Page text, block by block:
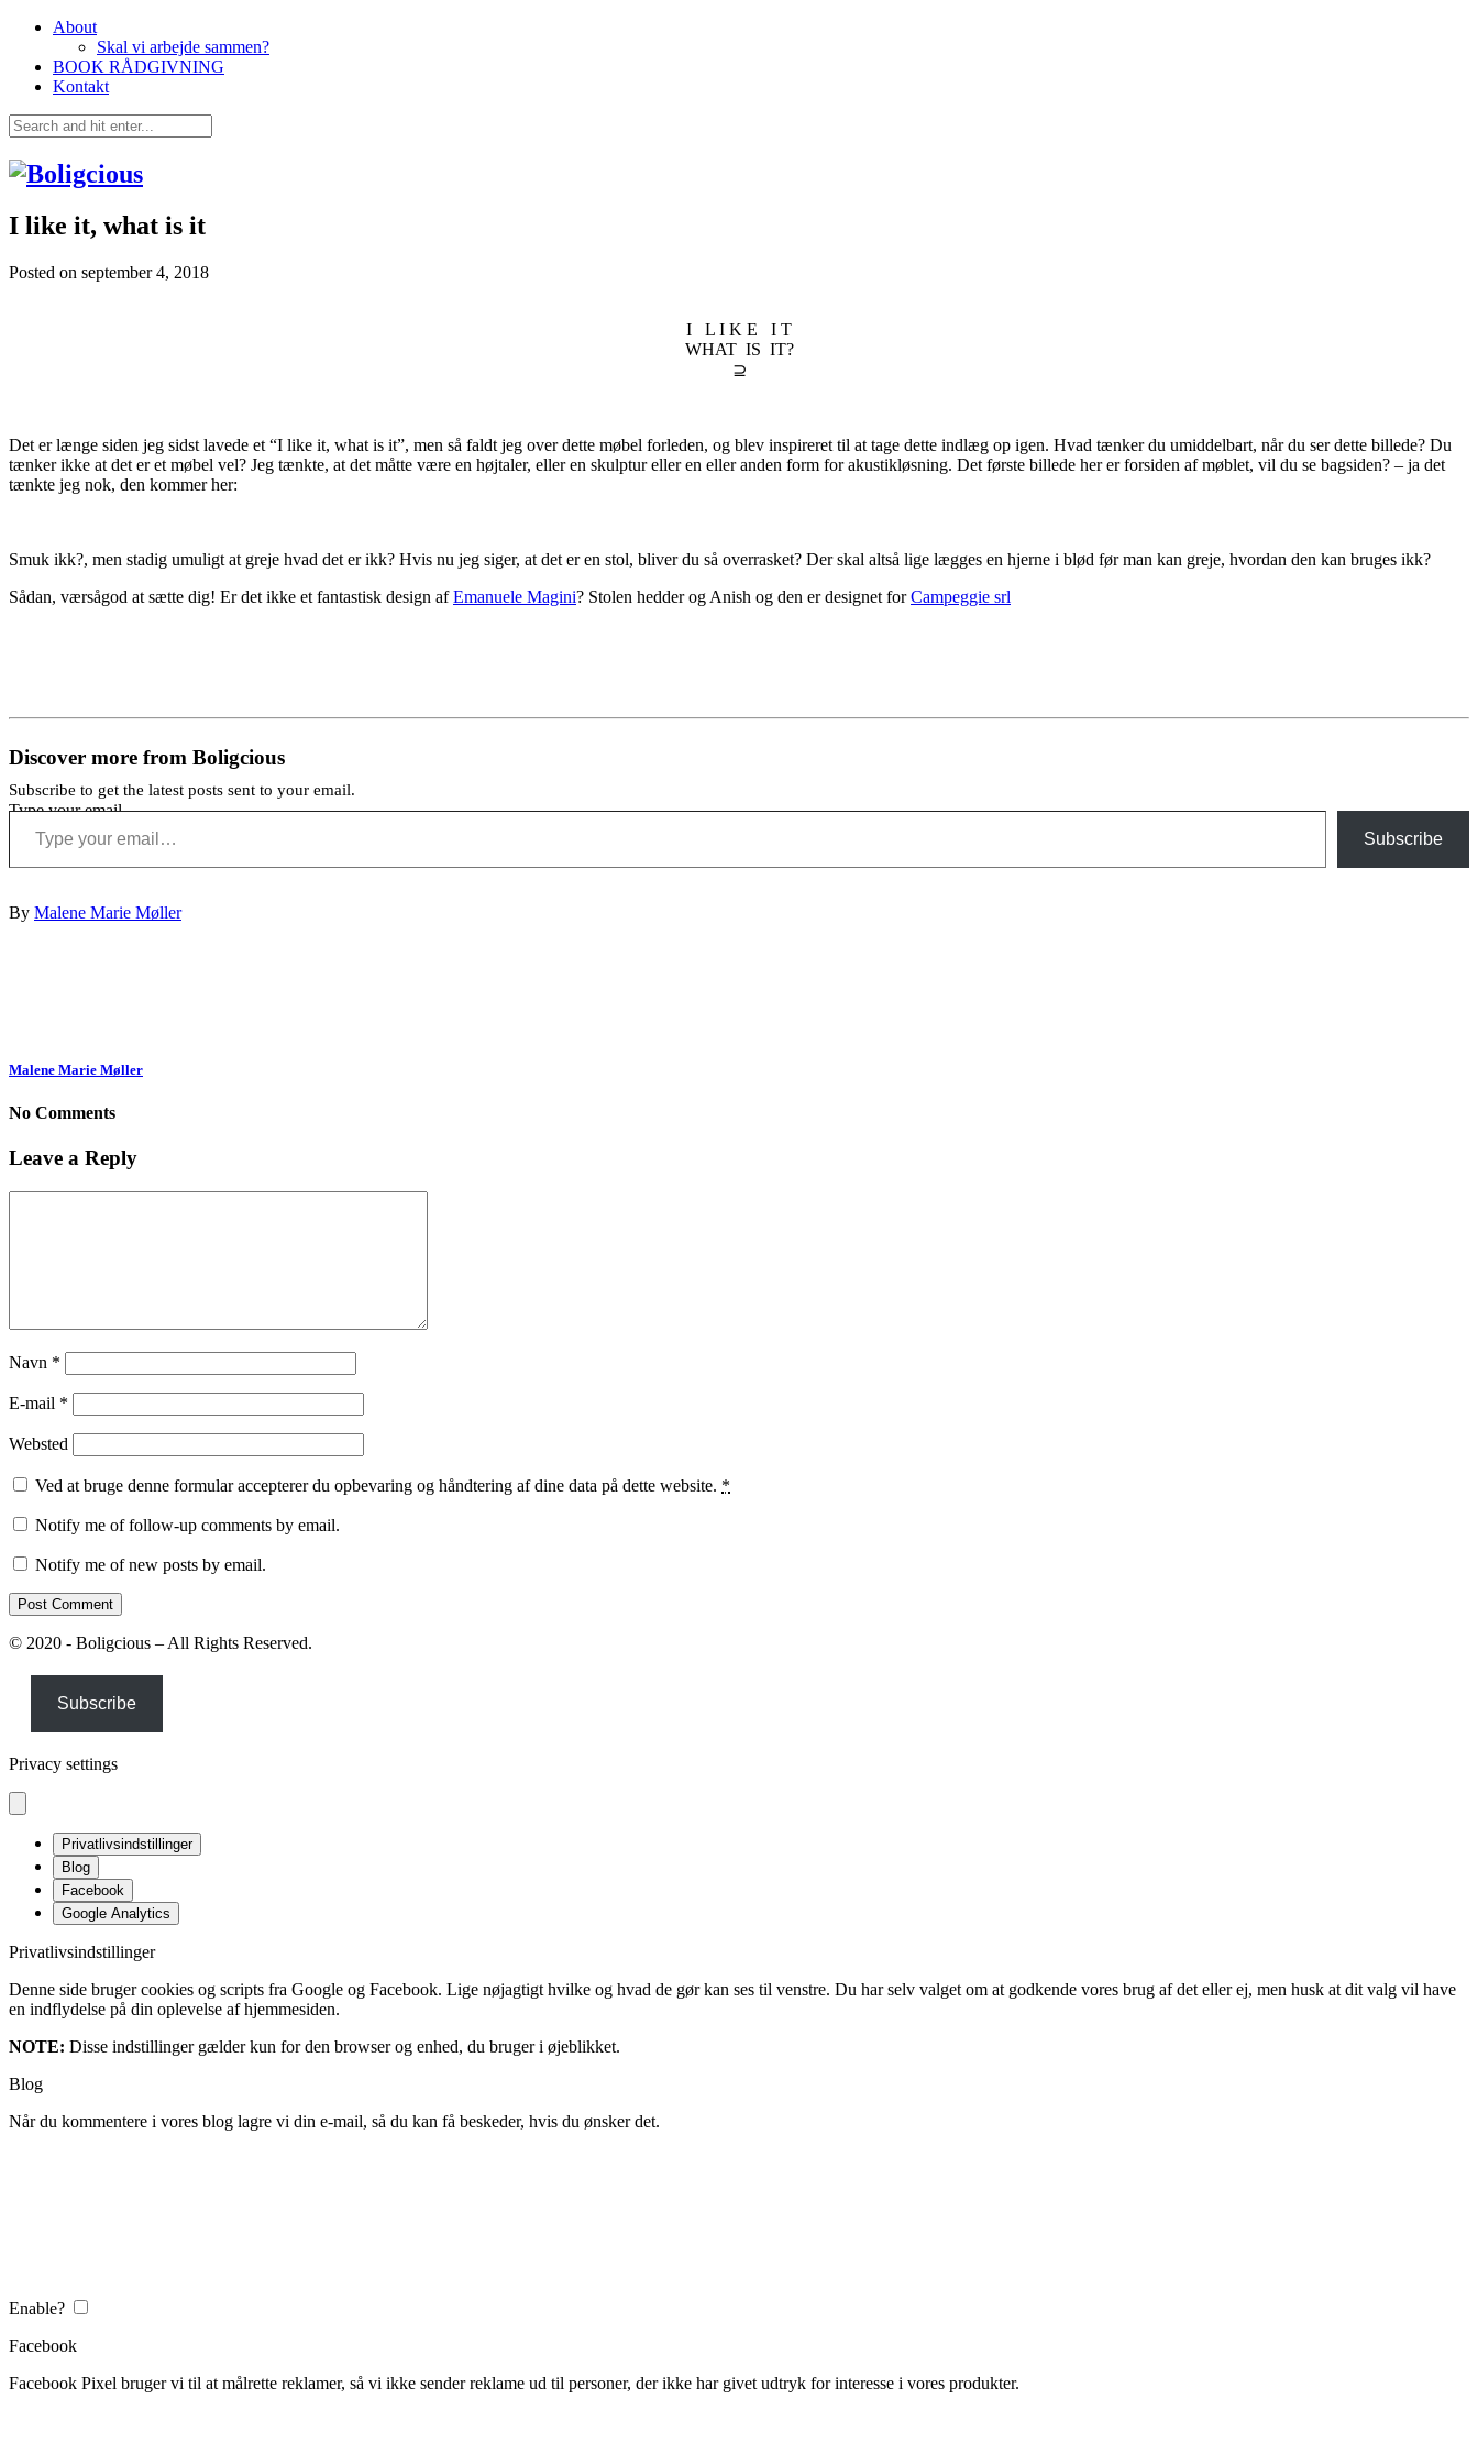
About
Skal vi arbejde sammen?
BOOK RÅDGIVNING
Kontakt
I like it, what is it
Posted on september 4, 2018
I L I K E I T
WHAT IS IT?
⊇
Det er længe siden jeg sidst lavede et “I like it, what is it”, men så faldt jeg over dette møbel forleden, og blev inspireret til at tage dette indlæg op igen. Hvad tænker du umiddelbart, når du ser dette billede? Du
tænker ikke at det er et møbel vel? Jeg tænkte, at det måtte være en højtaler, eller en skulptur eller en eller anden form for akustikløsning. Det første billede her er forsiden af møblet, vil du se bagsiden? – ja det
tænkte jeg nok, den kommer her:
Smuk ikk?, men stadig umuligt at greje hvad det er ikk? Hvis nu jeg siger, at det er en stol, bliver du så overrasket? Der skal altså lige lægges en hjerne i blød før man kan greje, hvordan den kan bruges ikk?
Sådan, værsågod at sætte dig! Er det ikke et fantastisk design afEmanuele Magini? Stolen hedder og Anish og den er designet forCampeggie srl
Discover more from Boligcious
Subscribe to get the latest posts sent to your email.
Type your email…
Subscribe
By Malene Marie Møller
Malene Marie Møller
No Comments
Leave a Reply
Navn *
E-mail *
Websted
Ved at bruge denne formular accepterer du opbevaring og håndtering af dine data på dette website. *
Notify me of follow-up comments by email.
Notify me of new posts by email.
© 2020 - Boligcious – All Rights Reserved.
Subscribe
Privacy settings
Privatlivsindstillinger
Blog
Facebook
Google Analytics
Privatlivsindstillinger
Denne side bruger cookies og scripts fra Google og Facebook. Lige nøjagtigt hvilke og hvad de gør kan ses til venstre. Du har selv valget om at godkende vores brug af det eller ej, men husk at dit valg vil have
en indflydelse på din oplevelse af hjemmesiden.
NOTE: Disse indstillinger gælder kun for den browser og enhed, du bruger i øjeblikket.
Blog
Når du kommentere i vores blog lagre vi din e-mail, så du kan få beskeder, hvis du ønsker det.
Enable?
Facebook
Facebook Pixel bruger vi til at målrette reklamer, så vi ikke sender reklame ud til personer, der ikke har givet udtryk for interesse i vores produkter.